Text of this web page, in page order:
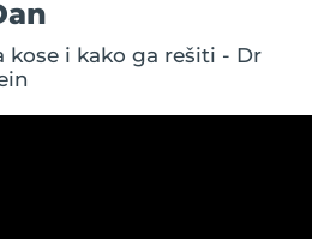
kose i kako ga rešiti - Dr